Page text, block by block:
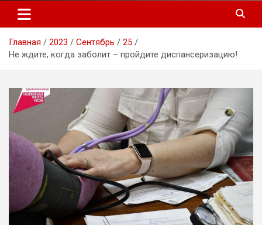
Главная 2023 Сентябрь
25
Не ждите, когда заболит – пройдите диспансеризацию!